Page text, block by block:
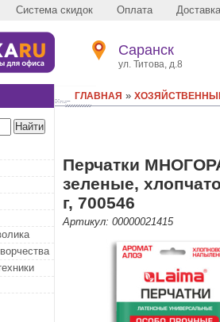
Система скидок Оплата Доставка
Саранск
ул. Титова, д.8
ГЛАВНАЯ »
Перчатки
зеленые,
г, 700546
Артикул: 00000021415